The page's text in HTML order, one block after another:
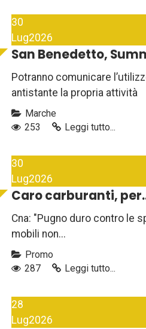
30
Lug2026
San Benedetto,
Potranno comunicare
antistante la propria attività
Marche
253
Leggi tutto...
30
Lug2026
Caro carburanti,
Cna: "Pugno duro contro le
mobili non...
Promo
287
Leggi tutto...
28
Lug2026